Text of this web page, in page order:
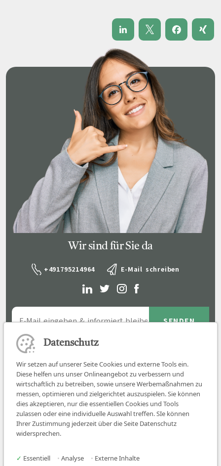
Wir sind für Sie da
+491795214964 E-Mail schreiben
Job finden
Datenschutz
Wir setzen auf unserer Seite Cookies und externe Tools ein.
Diese helfen uns unser Onlineangebot zu verbessern und
wirtschaftlich zu betreiben, sowie unsere Werbemaßnahmen zu
messen, optimieren und zielgerichtet auszuspielen. Sie können
dies akzeptieren, nur die essentiellen Cookies und Tools
zulassen oder eine individuelle Auswahl treffen. SIe können
Ihrer Zustimmung jederzeit über die Seite Datenschutz
widersprechen.
✓ Essentiell • Analyse • Externe Inhalte